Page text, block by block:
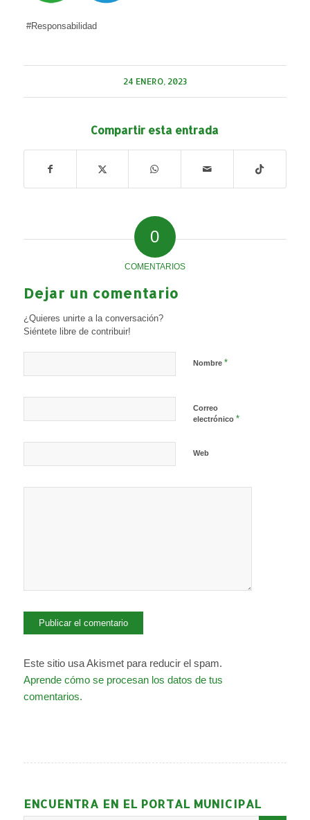
#Responsabilidad
24 ENERO, 2023
Compartir esta entrada
0
COMENTARIOS
Dejar un comentario
¿Quieres unirte a la conversación?
Siéntete libre de contribuir!
Nombre *
Correo
electrónico *
Web
Este sitio usa Akismet para reducir el spam.
Aprende cómo se procesan los datos de tus
comentarios.
ENCUENTRA EN EL PORTAL MUNICIPAL